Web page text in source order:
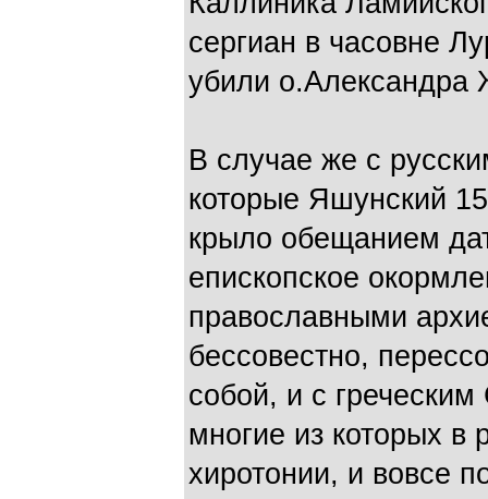
сергиан в часовне
убили о.Александра
В случае же с
которые Яшунский
крыло обещанием
епископское
православными
бессовестно,
собой, и с
многие из которых в
хиротонии, и вовсе